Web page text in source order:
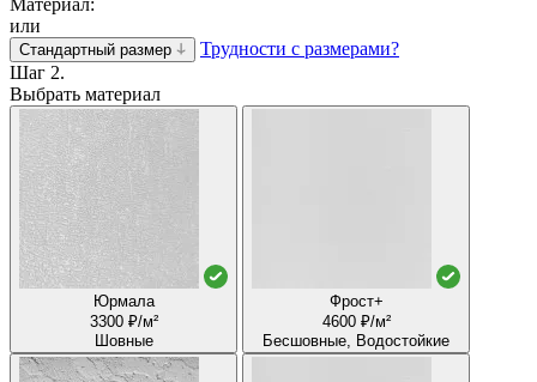
Материал:
или
Стандартный размер
Трудности с размерами?
Шаг 2.
Выбрать материал
Юрмала
3300 ₽/м²
Шовные
Фрост+
4600 ₽/м²
Бесшовные, Водостойкие